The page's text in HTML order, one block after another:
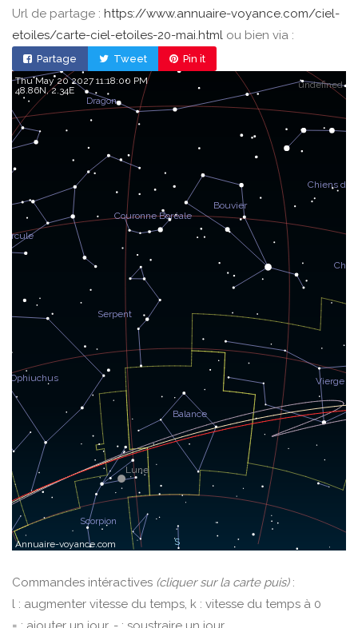
Url de partage : https://www.annuaire-voyance.com/ciel-
etoiles/carte-ciel-etoiles-20-mai.html ou bien via :
Partage Tweet Pin it
undefined
Thu May 20 2027 11:18:00 PM
48.86, 2.34
Commandes intéractives (cliquer sur la carte puis):
l : augmenter vitesse du temps, k : vitesse du temps à 0